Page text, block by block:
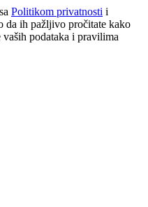
Politikom privatnosti i
da ih pažljivo pročitate kako
podataka i pravilima